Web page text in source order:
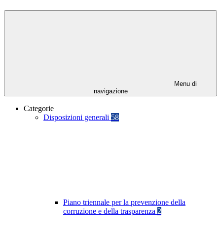
Menu di
navigazione
Categorie
Disposizioni generali 58
Piano triennale per la prevenzione della
corruzione e della trasparenza 2